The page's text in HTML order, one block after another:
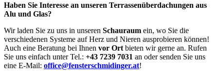
Haben Sie Interesse an unseren Terrassenüberdachungen aus
Alu und Glas?
Wir laden Sie zu uns in unseren Schauraum ein, wo Sie die
verschiedenen Systeme auf Herz und Nieren ausprobieren können!
Auch eine Beratung bei Ihnen vor Ort bieten wir gerne an. Rufen
Sie uns einfach unter Tel.: +43 7239 7031 an oder senden Sie uns
eine E-Mail: office@fensterschmidinger.at!